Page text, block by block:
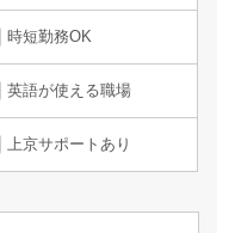
時短勤務OK
英語が使える職場
上京サポートあり